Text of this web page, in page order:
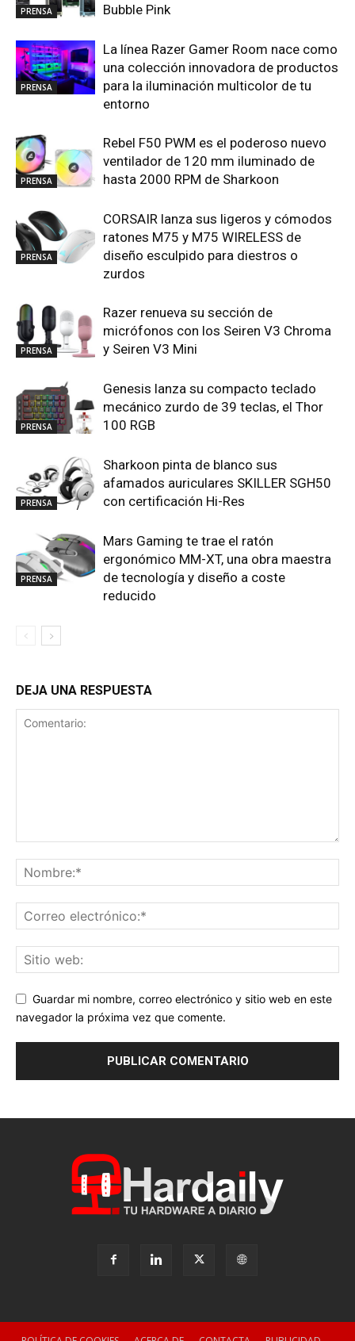
PRENSA
Bubble Pink
PRENSA
La línea Razer Gamer Room nace como
una colección innovadora de productos
para la iluminación multicolor de tu
entorno
PRENSA
Rebel F50 PWM es el poderoso nuevo
ventilador de 120 mm iluminado de
hasta 2000 RPM de Sharkoon
PRENSA
CORSAIR lanza sus ligeros y cómodos
ratones M75 y M75 WIRELESS de
diseño esculpido para diestros o
zurdos
PRENSA
Razer renueva su sección de
micrófonos con los Seiren V3 Chroma
y Seiren V3 Mini
PRENSA
Genesis lanza su compacto teclado
mecánico zurdo de 39 teclas, el Thor
100 RGB
PRENSA
Sharkoon pinta de blanco sus
afamados auriculares SKILLER SGH50
con certificación Hi-Res
PRENSA
Mars Gaming te trae el ratón
ergonómico MM-XT, una obra maestra
de tecnología y diseño a coste
reducido
DEJA UNA RESPUESTA
Guardar mi nombre, correo electrónico y sitio web en este
navegador la próxima vez que comente.